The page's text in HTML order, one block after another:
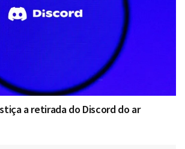
a retirada do Discord do ar